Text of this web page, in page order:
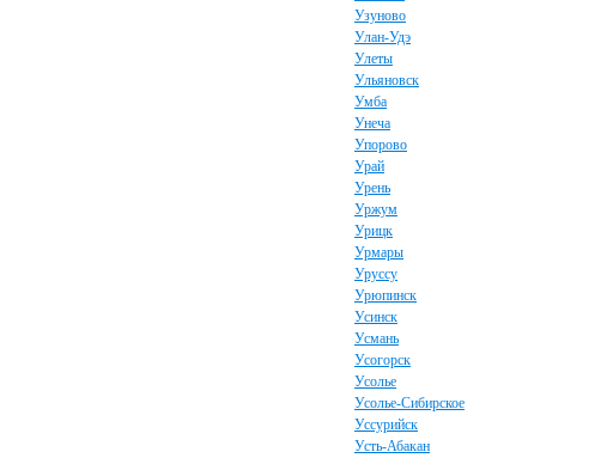
Узуново
Улан-Удэ
Улеты
Ульяновск
Умба
Унеча
Упорово
Урай
Урень
Уржум
Урицк
Урмары
Уруссу
Урюпинск
Усинск
Усмань
Усогорск
Усолье
Усолье-Сибирское
Уссурийск
Усть-Абакан